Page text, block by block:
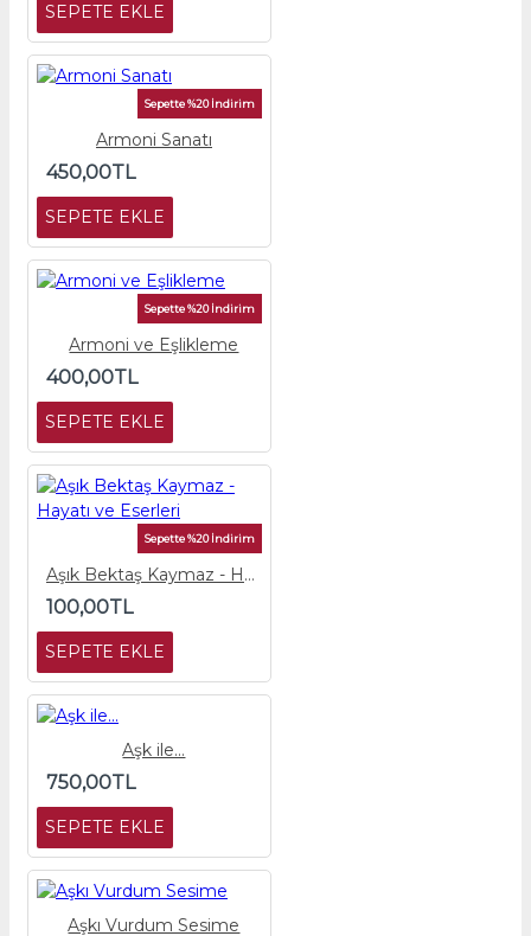
SEPETE EKLE
Sepette %20 İndirim
Armoni Sanatı
450,00TL
SEPETE EKLE
Sepette %20 İndirim
Armoni ve Eşlikleme
400,00TL
SEPETE EKLE
Sepette %20 İndirim
Aşık Bektaş Kaymaz - Hayatı ve Eserleri
100,00TL
SEPETE EKLE
Aşk ile...
750,00TL
SEPETE EKLE
Aşkı Vurdum Sesime